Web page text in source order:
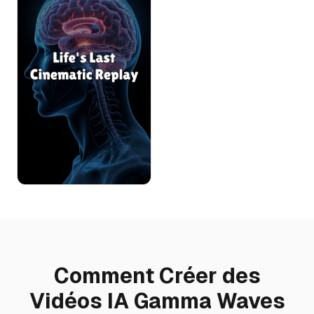
Comment Créer des
Vidéos IA Gamma Waves